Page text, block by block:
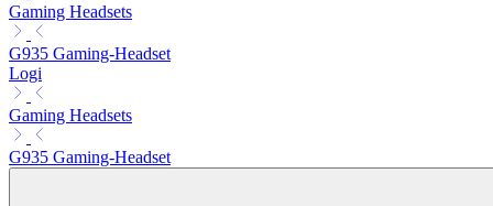
Gaming Headsets
G935 Gaming-Headset
Logi
Gaming Headsets
G935 Gaming-Headset